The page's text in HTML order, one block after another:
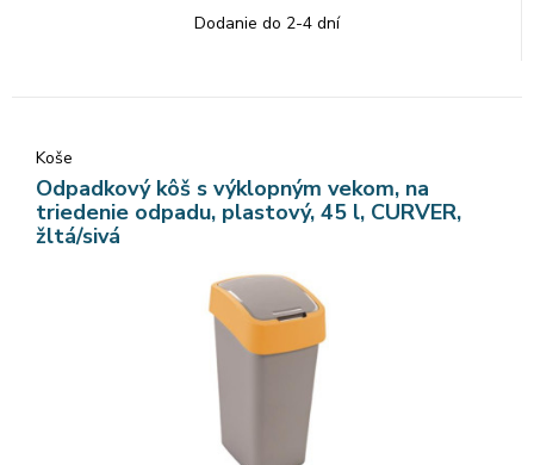
Dodanie do 2-4 dní
Koše
Odpadkový kôš s výklopným vekom, na
triedenie odpadu, plastový, 45 l, CURVER,
žltá/sivá